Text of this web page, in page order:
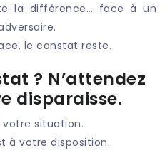
la différence… face à un
le constat reste.
? N’attendez
disparaisse.
situation.
à votre disposition.